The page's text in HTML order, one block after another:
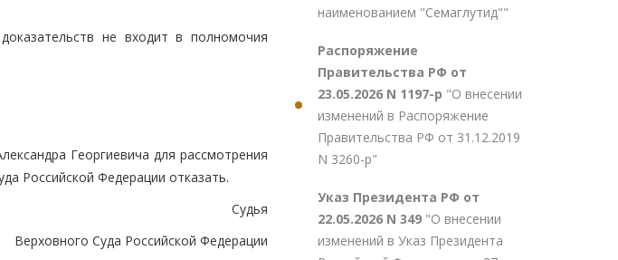
не входит в полномочия
Георгиевича для рассмотрения
Российской Федерации отказать.
Судья
Верховного Суда Российской Федерации
наименованием "Семаглутид""
Распоряжение
Правительства РФ от
23.05.2026 N 1197-р "О внесении
изменений в Распоряжение
Правительства РФ от 31.12.2019
N 3260-р"
Указ Президента РФ от
22.05.2026 N 349 "О внесении
изменений в Указ Президента